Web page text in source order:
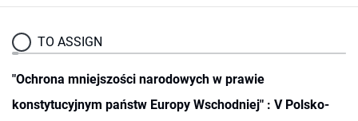
TO ASSIGN
"Ochrona mniejszości narodowych w prawie
konstytucyjnym państw Europy Wschodniej" : V Polsko-